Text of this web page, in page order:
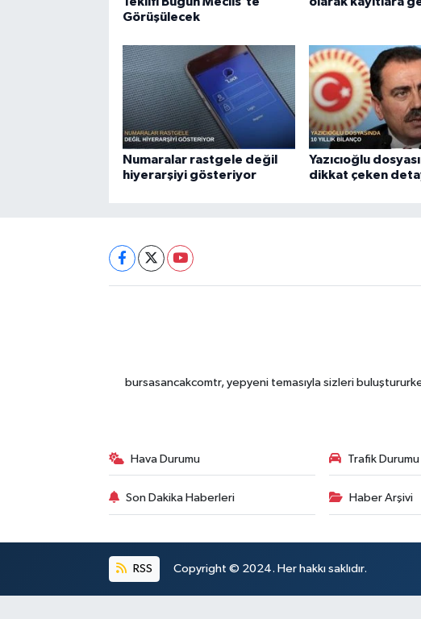
Görüşülecek
Numaralar rastgele değil
hiyerarşiyi gösteriyor
Yazıcıoğlu
dikkat çeken
bursasancakcomtr, yepyeni temasıyla sizleri
Hava Durumu Trafik Durumu
Son Dakika Haberleri Haber Arşivi
RSS Copyright © 2024. Her hakkı saklıdır.